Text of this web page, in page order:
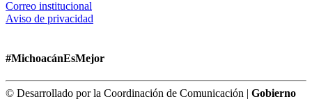
Correo institucional
Aviso de privacidad
#MichoacánEsMejor
© Desarrollado por la Coordinación de Comunicación | Gobierno